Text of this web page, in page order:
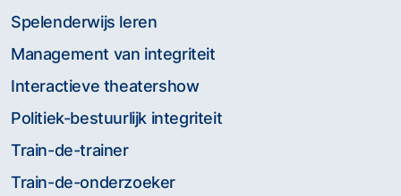
Spelenderwijs leren
Management van integriteit
Interactieve theatershow
Politiek-bestuurlijk integriteit
Train-de-trainer
Train-de-onderzoeker